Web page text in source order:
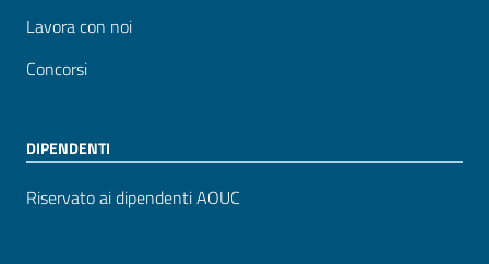
Lavora con noi
Concorsi
DIPENDENTI
Riservato ai dipendenti AOUC